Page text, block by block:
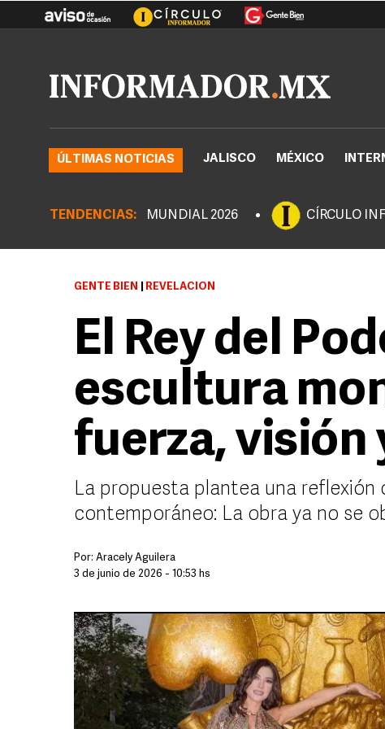
ÚLTIMAS NOTICIAS JALISCO MÉXICO
TENDENCIAS: MUNDIAL 2026 CÍRCULO
GENTE BIEN REVELACIÓN
El Rey del
escultura
fuerza, visión
La propuesta plantea una reflexión
contemporáneo: La obra ya no se
Por: Aracely Aguilera
3 de junio de 2026 - 10:53 hs